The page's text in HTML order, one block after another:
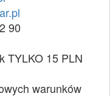
90
TYLKO 15 PLN
warunków